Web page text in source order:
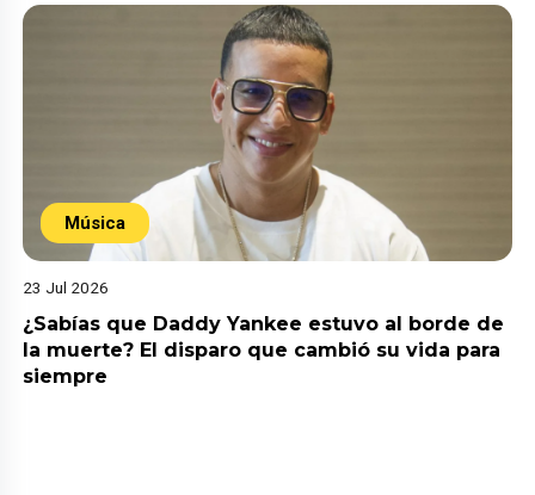
Música
23 Jul 2026
¿Sabías que Daddy Yankee estuvo al borde de
la muerte? El disparo que cambió su vida para
siempre